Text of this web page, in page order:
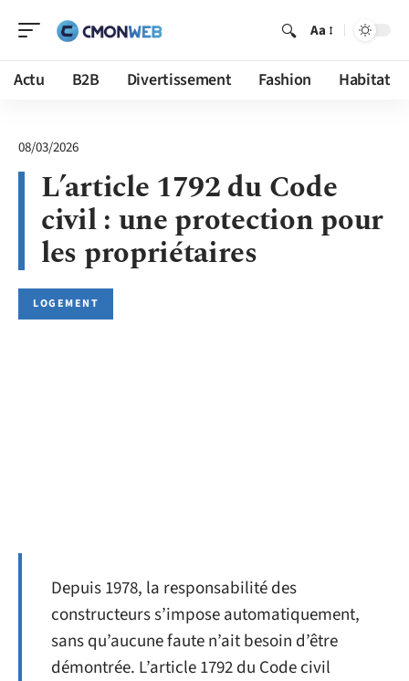
Aa
Actu B2B Divertissement Fashion Habitat
08/03/2026
L’article 1792 du Code
civil : une protection pour
les propriétaires
LOGEMENT
Depuis 1978, la responsabilité des
constructeurs s’impose automatiquement,
sans qu’aucune faute n’ait besoin d’être
démontrée. L’article 1792 du Code civil